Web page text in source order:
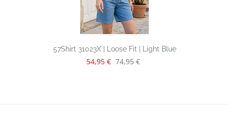
57Shirt 31023X | Loose Fit | Light Blue
Verkaufspreis:
54,95 € Regulärer Preis:
74,95 €